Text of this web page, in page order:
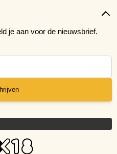
je aan voor de nieuwsbrief.